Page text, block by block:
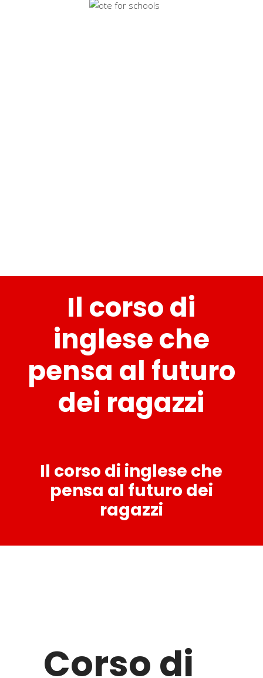
Il corso di
inglese che
pensa al futuro
dei ragazzi
Il corso di inglese che
pensa al futuro dei
ragazzi
Corso di